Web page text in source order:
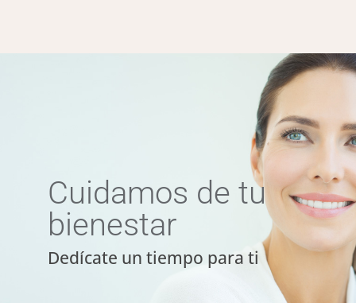
Cuidamos de tu
bienestar
Dedícate un tiempo para ti